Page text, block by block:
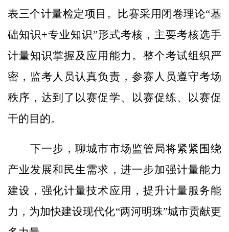
表三个计量检定项目。比赛采用闭卷理论“基
础知识+专业知识”形式考核，主要考核选手
计量知识掌握及应用能力。整个考试组织严
密，监考人员认真负责，参赛人员遵守考场
秩序，达到了以赛促学、以赛促练、以赛促
干的目的。
下一步，聊城市市场监管局将紧紧围绕
产业发展和民生需求，进一步加强计量能力
建设，强化计量技术应用，提升计量服务能
力，为加快建设现代化“两河明珠”城市贡献更